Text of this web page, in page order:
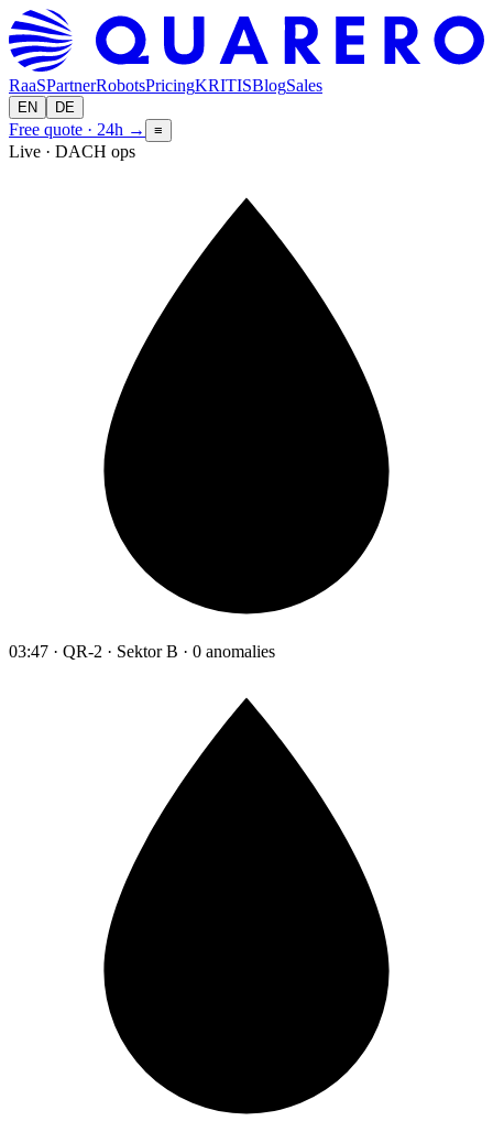
RaaSPartnerRobotsPricingKRITISBlogSales
EN DE
Free quote · 24h → ≡
Live · DACH ops
03:47 · QR-2 · Sektor B · 0 anomalies